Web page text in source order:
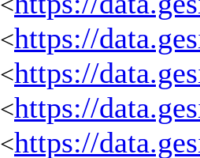
<https://
<https://
<https://
<https://